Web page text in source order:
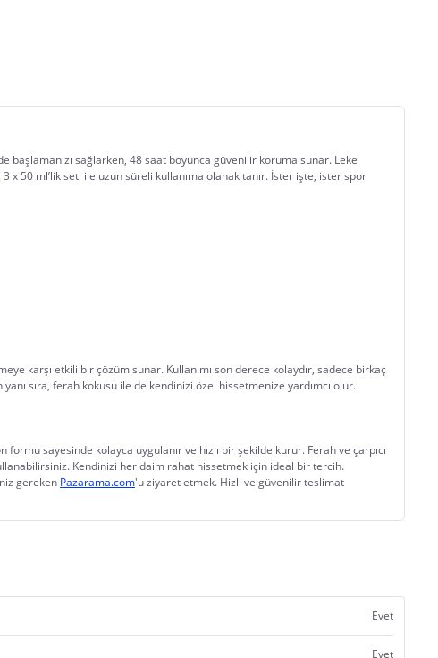
başlamanızı sağlarken, 48 saat boyunca güvenilir koruma sunar. Leke
50 ml’lik seti ile uzun süreli kullanıma olanak tanır. İster işte, ister spor
karşı etkili bir çözüm sunar. Kullanımı son derece kolaydır, sadece birkaç
sıra, ferah kokusu ile de kendinizi özel hissetmenize yardımcı olur.
sayesinde kolayca uygulanır ve hızlı bir şekilde kurur. Ferah ve çarpıcı
Kendinizi her daim rahat hissetmek için ideal bir tercih.
gereken Pazarama.com'u ziyaret etmek. Hizli ve güvenilir teslimat
Evet
Evet